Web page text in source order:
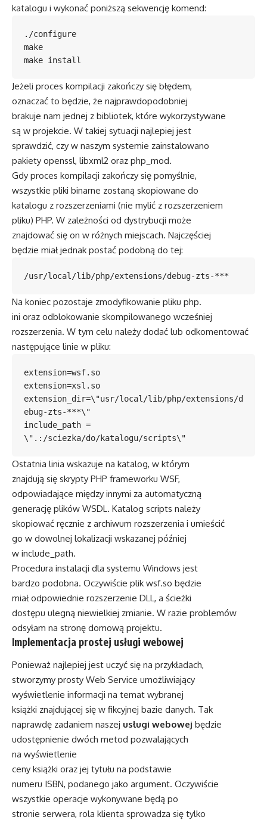
katalogu i wykonać poniższą sekwencję komend:
./configure
make
make install
Jeżeli proces kompilacji zakończy się błędem,
oznaczać to będzie, że najprawdopodobniej
brakuje nam jednej z bibliotek, które wykorzystywane
są w projekcie. W takiej sytuacji najlepiej jest
sprawdzić, czy w naszym systemie zainstalowano
pakiety openssl, libxml2 oraz php_mod.
Gdy proces kompilacji zakończy się pomyślnie,
wszystkie pliki binarne zostaną skopiowane do
katalogu z rozszerzeniami (nie mylić z rozszerzeniem
pliku) PHP. W zależności od dystrybucji może
znajdować się on w różnych miejscach. Najczęściej
będzie miał jednak postać podobną do tej:
/usr/local/lib/php/extensions/debug-zts-***
Na koniec pozostaje zmodyfikowanie pliku php.
ini oraz odblokowanie skompilowanego wcześniej
rozszerzenia. W tym celu należy dodać lub odkomentować
następujące linie w pliku:
extension=wsf.so
extension=xsl.so
extension_dir=\"usr/local/lib/php/extensions/d
ebug-zts-***\"
include_path =
\".:/sciezka/do/katalogu/scripts\"
Ostatnia linia wskazuje na katalog, w którym
znajdują się skrypty PHP frameworku WSF,
odpowiadające między innymi za automatyczną
generację plików WSDL. Katalog scripts należy
skopiować ręcznie z archiwum rozszerzenia i umieścić
go w dowolnej lokalizacji wskazanej później
w include_path.
Procedura instalacji dla systemu Windows jest
bardzo podobna. Oczywiście plik wsf.so będzie
miał odpowiednie rozszerzenie DLL, a ścieżki
dostępu ulegną niewielkiej zmianie. W razie problemów
odsyłam na stronę domową projektu.
Implementacja prostej usługi webowej
Ponieważ najlepiej jest uczyć się na przykładach,
stworzymy prosty Web Service umożliwiający
wyświetlenie informacji na temat wybranej
książki znajdującej się w fikcyjnej bazie danych. Tak
naprawdę zadaniem naszej usługi webowej będzie
udostępnienie dwóch metod pozwalających
na wyświetlenie
ceny książki oraz jej tytułu na podstawie
numeru ISBN, podanego jako argument. Oczywiście
wszystkie operacje wykonywane będą po
stronie serwera, rola klienta sprowadza się tylko